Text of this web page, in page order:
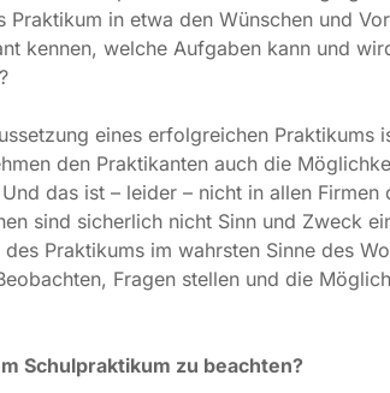
eines erfolgreichen Praktikums ist
Praktikanten auch die Möglichkeit
allen Firmen der Fall. Denn Hilfsarbeiten
des Wortes in einen Beruf
praktisch etwas ausprobieren zu können.
Schulpraktikum zu beachten?
versichert?
ist eine schulische Pflichtveranstaltung.
versichert. Abstecher etwa zur Eisdiele